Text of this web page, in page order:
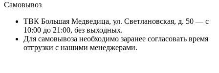
Самовывоз
ТВК Большая Медведица, ул. Светлановская, д. 50 — с
10:00 до 21:00, без выходных.
Для самовывоза необходимо заранее согласовать время
отгрузки с нашими менеджерами.